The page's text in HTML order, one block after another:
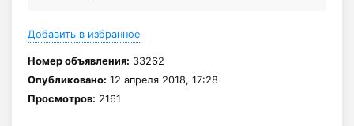
Добавить в избранное
Номер объявления: 33262
Опубликовано: 12 апреля 2018, 17:28
Просмотров: 2161